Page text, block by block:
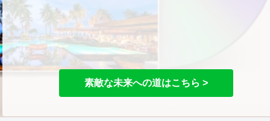
素敵な未来への道はこちら >